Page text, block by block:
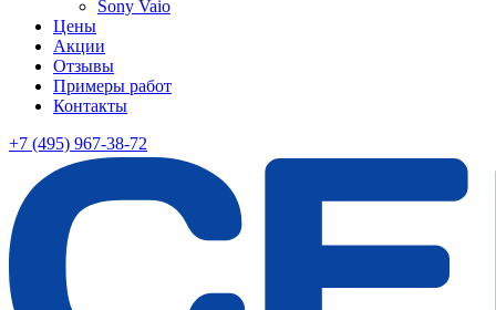
Sony Vaio
Цены
Акции
Отзывы
Примеры работ
Контакты
+7 (495) 967-38-72